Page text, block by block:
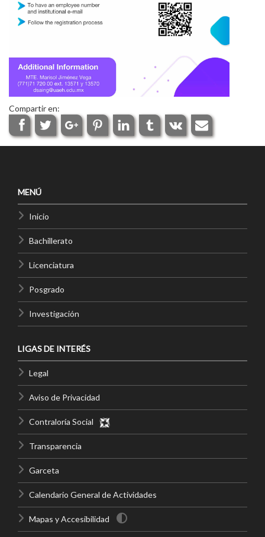
Compartir en:
MENÚ
Inicio
Bachillerato
Licenciatura
Posgrado
Investigación
LIGAS DE INTERÉS
Legal
Aviso de Privacidad
Contraloría Social
Transparencia
Garceta
Calendario General de Actividades
Mapas y Accesibilidad